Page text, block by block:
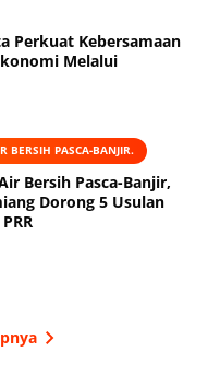
Perkuat Kebersamaan
Melalui
BERSIH PASCA-BANJIR.
Bersih Pasca-Banjir,
Dorong 5 Usulan